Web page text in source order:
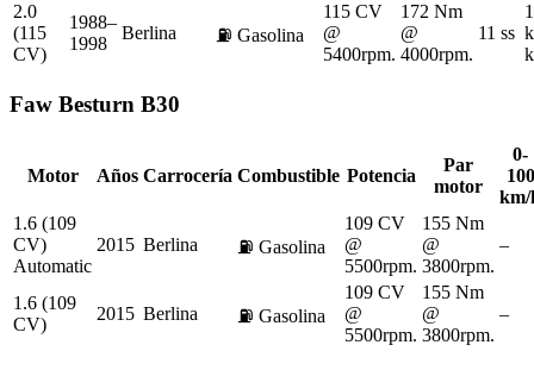
2.0
(115
CV)
1988–
1998
Berlina ⛽ Gasolina
115 CV
@
5400rpm.
172 Nm
@
4000rpm.
11 ss
Faw Besturn B30
Motor Años Carrocería Combustible Potencia
Par
motor
0-
100
km/
1.6 (109
CV)
Automatic
2015 Berlina ⛽ Gasolina
109 CV
@
5500rpm.
155 Nm
@
3800rpm.
–
1.6 (109
CV)
2015 Berlina ⛽ Gasolina
109 CV
@
5500rpm.
155 Nm
@
3800rpm.
–